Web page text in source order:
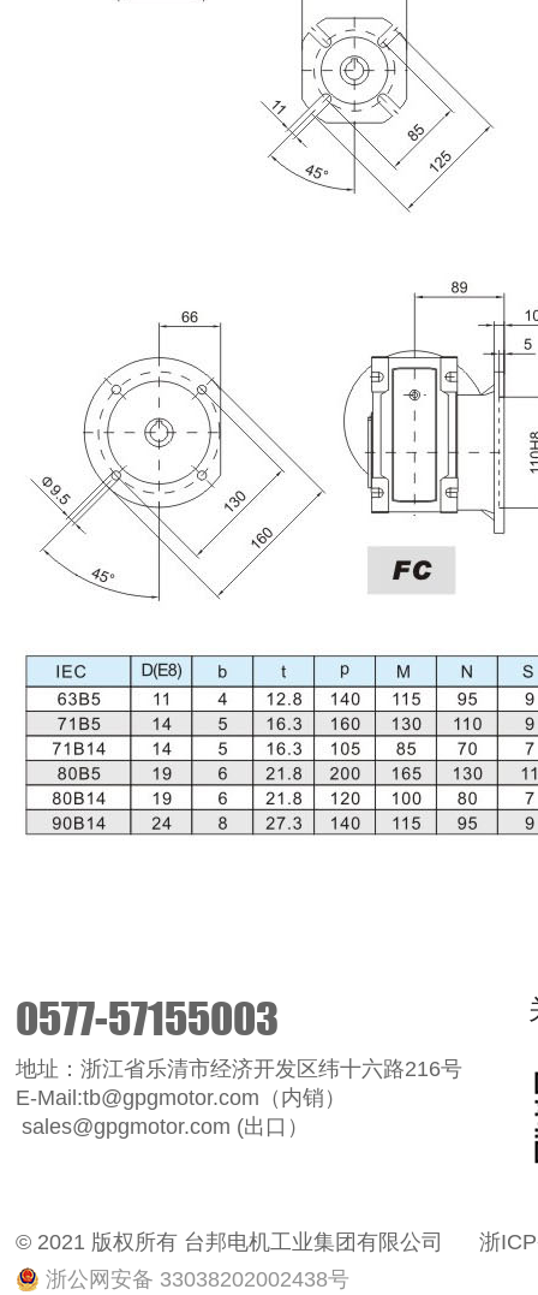
0577-57155003
地址：浙江省乐清市经济开发区纬十六路216号
E-Mail:tb@gpgmotor.com（内销）
sales@gpgmotor.com (出口）
© 2021 版权所有 台邦电机工业集团有限公司 浙
浙公网安备 33038202002438号